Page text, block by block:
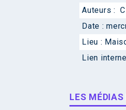
Auteurs :
Date :
Lieu :
Lien
LES MÉDIAS